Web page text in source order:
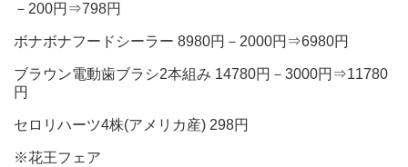
－200円⇒798円
ボナボナフードシーラー 8980円－2000円⇒6980円
ブラウン電動歯ブラシ2本組み 14780円－3000円⇒11780
円
セロリハーツ4株(アメリカ産) 298円
※花王フェア